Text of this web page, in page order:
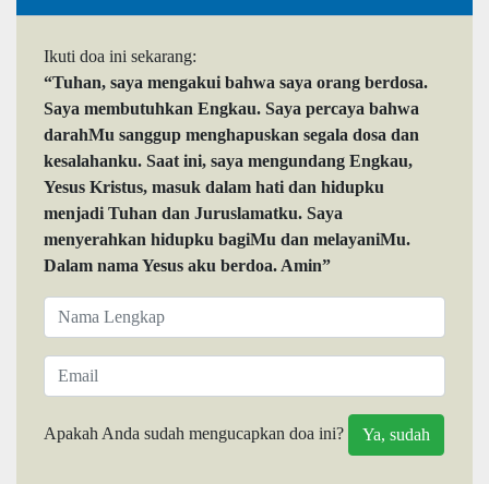
Ikuti doa ini sekarang:
“Tuhan, saya mengakui bahwa saya orang berdosa.
Saya membutuhkan Engkau. Saya percaya bahwa
darahMu sanggup menghapuskan segala dosa dan
kesalahanku. Saat ini, saya mengundang Engkau,
Yesus Kristus, masuk dalam hati dan hidupku
menjadi Tuhan dan Juruslamatku. Saya
menyerahkan hidupku bagiMu dan melayaniMu.
Dalam nama Yesus aku berdoa. Amin”
Apakah Anda sudah mengucapkan doa ini?